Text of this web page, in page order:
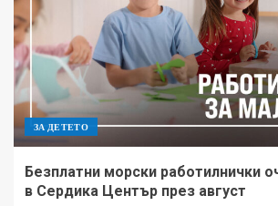
ЗА ДЕТЕТО
Безплатни морски работилнички
в Сердика Център през август